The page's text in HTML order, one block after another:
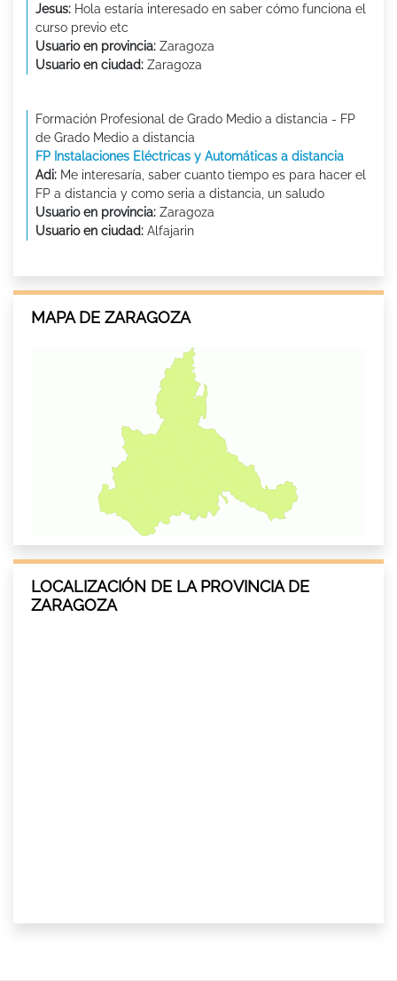
Jesus: Hola estaría interesado en saber cómo funciona el
curso previo etc
Usuario en provincia: Zaragoza
Usuario en ciudad: Zaragoza
Formación Profesional de Grado Medio a distancia - FP
de Grado Medio a distancia
FP Instalaciones Eléctricas y Automáticas a distancia
Adi: Me interesaría, saber cuanto tiempo es para hacer el
FP a distancia y como seria a distancia, un saludo
Usuario en provincia: Zaragoza
Usuario en ciudad: Alfajarin
MAPA DE ZARAGOZA
LOCALIZACIÓN DE LA PROVINCIA DE
ZARAGOZA